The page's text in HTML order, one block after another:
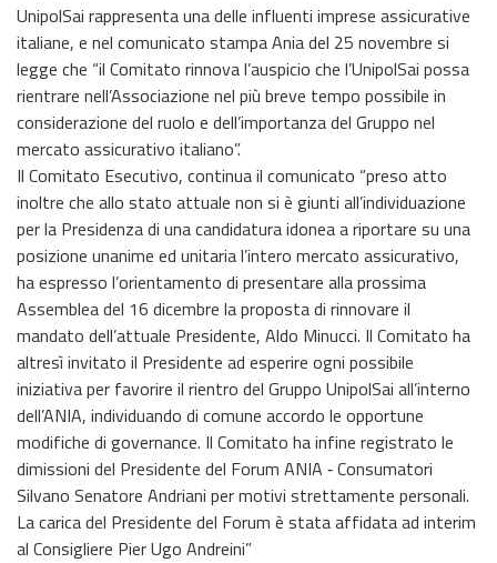
UnipolSai rappresenta una delle influenti imprese assicurative
italiane, e nel comunicato stampa Ania del 25 novembre si
legge che “il Comitato rinnova l’auspicio che l’UnipolSai possa
rientrare nell’Associazione nel più breve tempo possibile in
considerazione del ruolo e dell’importanza del Gruppo nel
mercato assicurativo italiano”.
Il Comitato Esecutivo, continua il comunicato “preso atto
inoltre che allo stato attuale non si è giunti all’individuazione
per la Presidenza di una candidatura idonea a riportare su una
posizione unanime ed unitaria l’intero mercato assicurativo,
ha espresso l’orientamento di presentare alla prossima
Assemblea del 16 dicembre la proposta di rinnovare il
mandato dell’attuale Presidente, Aldo Minucci. Il Comitato ha
altresì invitato il Presidente ad esperire ogni possibile
iniziativa per favorire il rientro del Gruppo UnipolSai all’interno
dell’ANIA, individuando di comune accordo le opportune
modifiche di governance. Il Comitato ha infine registrato le
dimissioni del Presidente del Forum ANIA ‐ Consumatori
Silvano Senatore Andriani per motivi strettamente personali.
La carica del Presidente del Forum è stata affidata ad interim
al Consigliere Pier Ugo Andreini”